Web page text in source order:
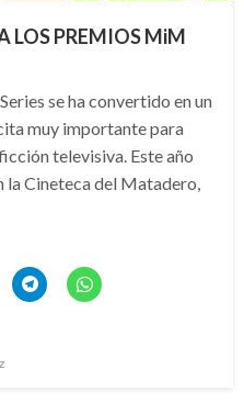
LOS PREMIOS MiM
se ha convertido en un
muy importante para
televisiva. Este año
la Cineteca del Matadero,